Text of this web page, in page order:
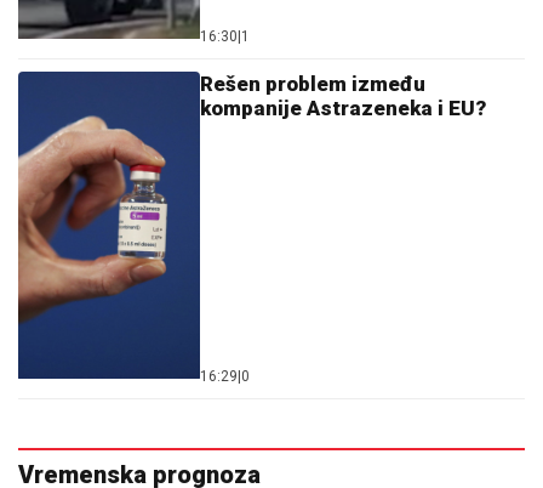
16:30 1
Rešen problem između
kompanije Astrazeneka i EU?
16:29 0
Vremenska prognoza